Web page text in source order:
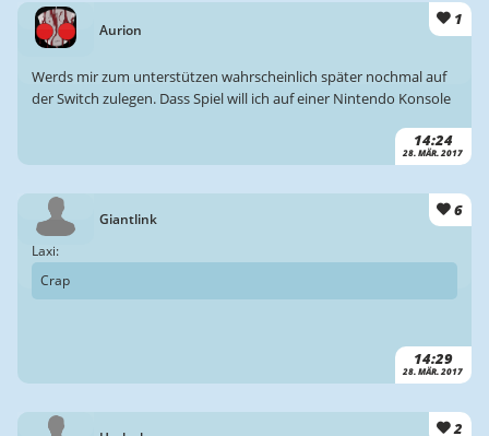
Aurion
1
14:24
28. MÄR. 2017
Werds mir zum unterstützen wahrscheinlich später nochmal auf
der Switch zulegen. Dass Spiel will ich auf einer Nintendo Konsole
Giantlink 6
14:29
28. MÄR. 2017
Laxi:
Crap
2